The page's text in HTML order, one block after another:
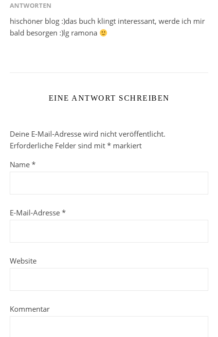
ANTWORTEN
hischöner blog :)das buch klingt interessant, werde ich mir
bald besorgen :)lg ramona
EINE ANTWORT SCHREIBEN
Deine E-Mail-Adresse wird nicht veröffentlicht.
Erforderliche Felder sind mit * markiert
Name *
E-Mail-Adresse *
Website
Kommentar